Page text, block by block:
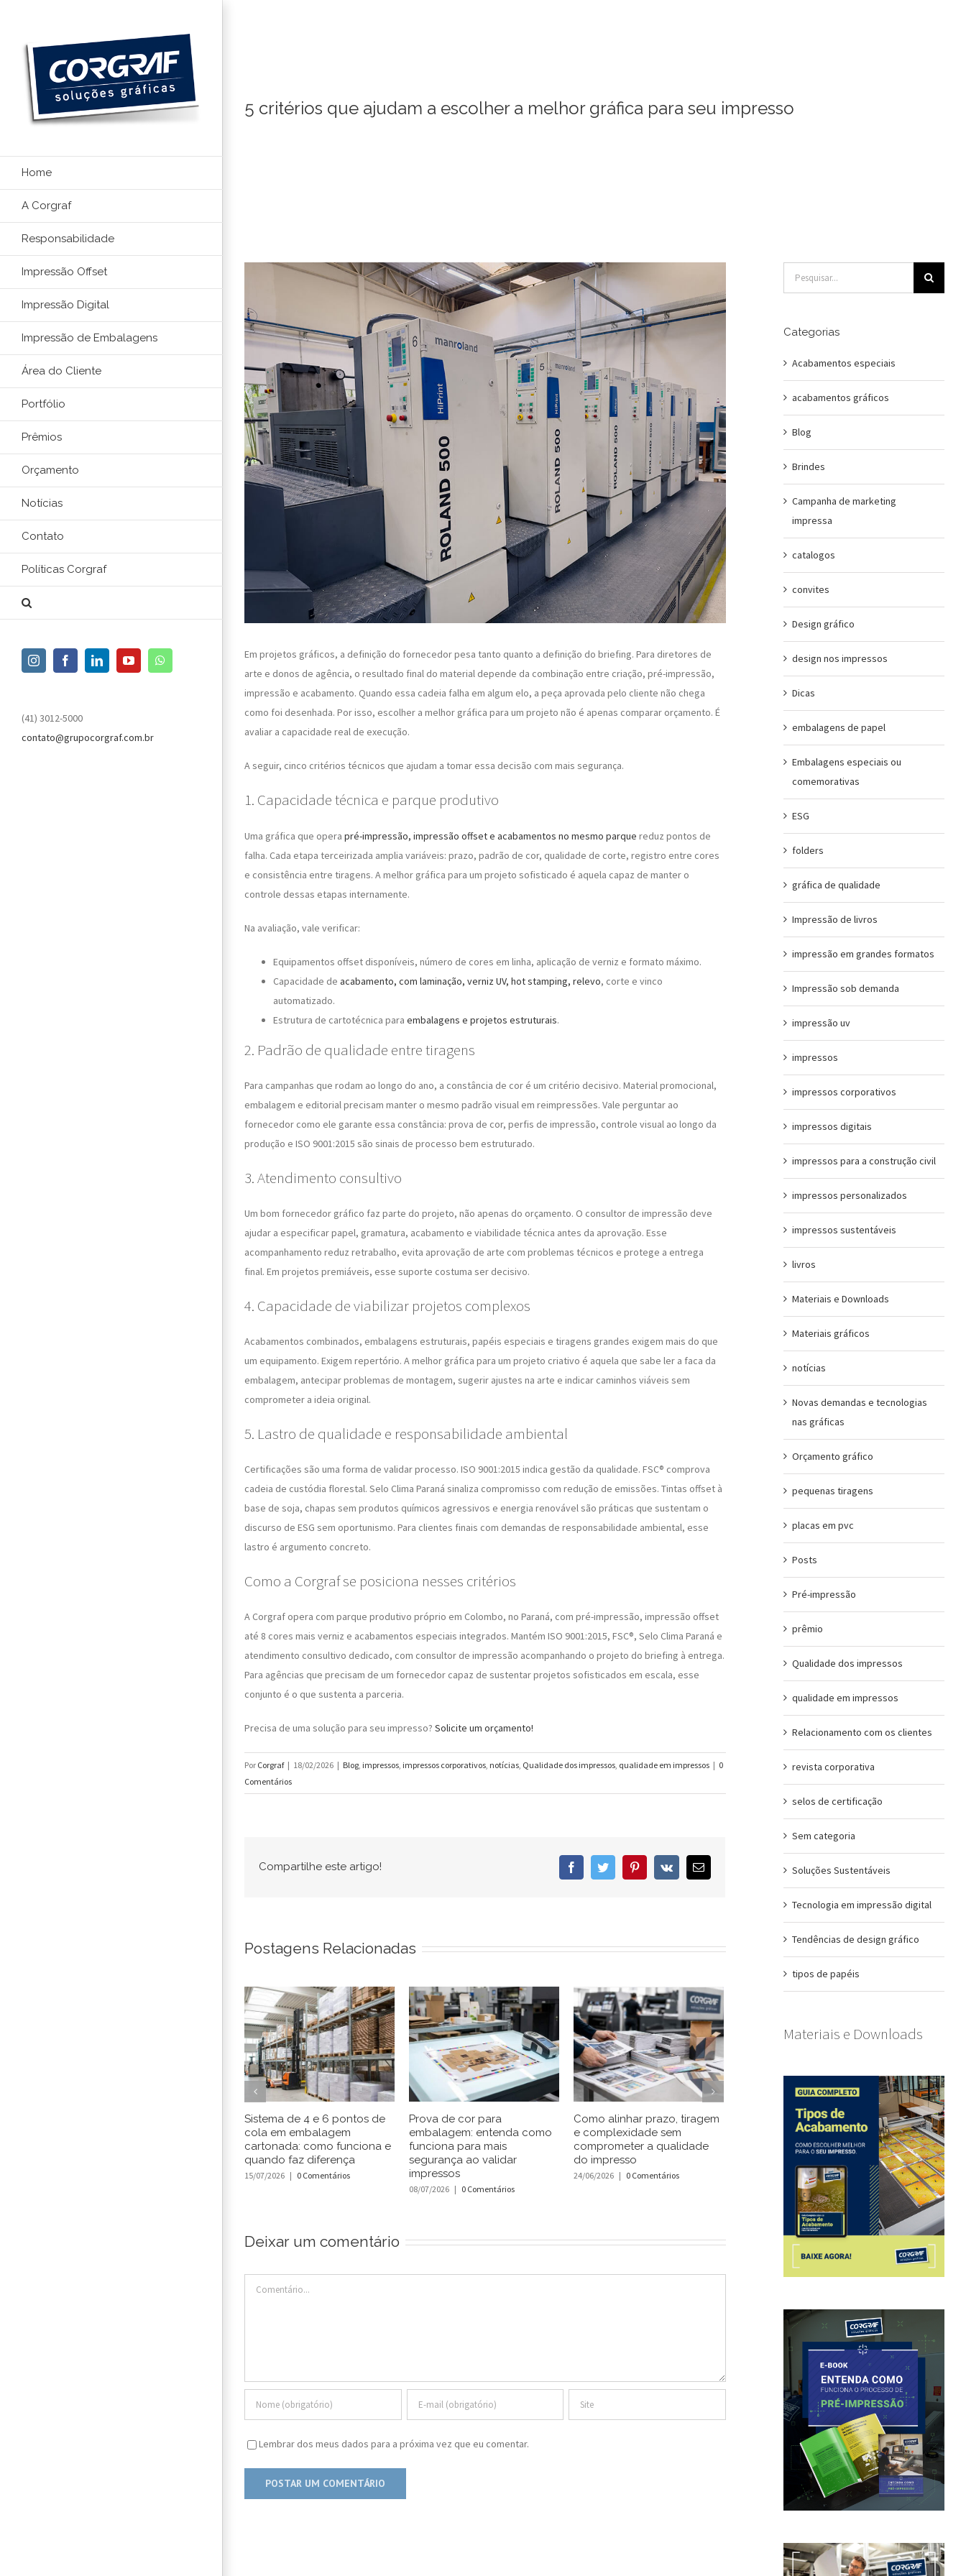
conteúdo
Home
A Corgraf
Responsabilidade
Impressão Offset
Impressão Digital
Impressão de Embalagens
Área do Cliente
Portfólio
Prêmios
Orçamento
Notícias
Contato
Políticas Corgraf
InstagramFacebookLinkedInYouTube
(41) 3012-5000
contato@grupocorgraf.com.br
5 critérios que ajudam a escolher a melhor gráfica para seu impresso
Em projetos gráficos, a definição do fornecedor pesa tanto quanto a definição do briefing. Para diretores de
arte e donos de agência, o resultado final do material depende da combinação entre criação, pré-impressão,
impressão e acabamento. Quando essa cadeia falha em algum elo, a peça aprovada pelo cliente não chega
como foi desenhada. Por isso, escolher a melhor gráfica para um projeto não é apenas comparar orçamento. É
avaliar a capacidade real de execução.
A seguir, cinco critérios técnicos que ajudam a tomar essa decisão com mais segurança.
1. Capacidade técnica e parque produtivo
Uma gráfica que opera pré-impressão, impressão offset e acabamentos no mesmo parque reduz pontos de
falha. Cada etapa terceirizada amplia variáveis: prazo, padrão de cor, qualidade de corte, registro entre cores
e consistência entre tiragens. A melhor gráfica para um projeto sofisticado é aquela capaz de manter o
controle dessas etapas internamente.
Na avaliação, vale verificar:
Equipamentos offset disponíveis, número de cores em linha, aplicação de verniz e formato máximo.
Capacidade de acabamento, com laminação, verniz UV, hot stamping, relevo, corte e vinco
automatizado.
Estrutura de cartotécnica para embalagens e projetos estruturais.
2. Padrão de qualidade entre tiragens
Para campanhas que rodam ao longo do ano, a constância de cor é um critério decisivo. Material promocional,
embalagem e editorial precisam manter o mesmo padrão visual em reimpressões. Vale perguntar ao
fornecedor como ele garante essa constância: prova de cor, perfis de impressão, controle visual ao longo da
produção e ISO 9001:2015 são sinais de processo bem estruturado.
3. Atendimento consultivo
Um bom fornecedor gráfico faz parte do projeto, não apenas do orçamento. O consultor de impressão deve
ajudar a especificar papel, gramatura, acabamento e viabilidade técnica antes da aprovação. Esse
acompanhamento reduz retrabalho, evita aprovação de arte com problemas técnicos e protege a entrega
final. Em projetos premiáveis, esse suporte costuma ser decisivo.
4. Capacidade de viabilizar projetos complexos
Acabamentos combinados, embalagens estruturais, papéis especiais e tiragens grandes exigem mais do que
um equipamento. Exigem repertório. A melhor gráfica para um projeto criativo é aquela que sabe ler a faca da
embalagem, antecipar problemas de montagem, sugerir ajustes na arte e indicar caminhos viáveis sem
comprometer a ideia original.
5. Lastro de qualidade e responsabilidade ambiental
Certificações são uma forma de validar processo. ISO 9001:2015 indica gestão da qualidade. FSC® comprova
cadeia de custódia florestal. Selo Clima Paraná sinaliza compromisso com redução de emissões. Tintas offset à
base de soja, chapas sem produtos químicos agressivos e energia renovável são práticas que sustentam o
discurso de ESG sem oportunismo. Para clientes finais com demandas de responsabilidade ambiental, esse
lastro é argumento concreto.
Como a Corgraf se posiciona nesses critérios
A Corgraf opera com parque produtivo próprio em Colombo, no Paraná, com pré-impressão, impressão offset
até 8 cores mais verniz e acabamentos especiais integrados. Mantém ISO 9001:2015, FSC®, Selo Clima Paraná e
atendimento consultivo dedicado, com consultor de impressão acompanhando o projeto do briefing à entrega.
Para agências que precisam de um fornecedor capaz de sustentar projetos sofisticados em escala, esse
conjunto é o que sustenta a parceria.
Precisa de uma solução para seu impresso? Solicite um orçamento!
Por Corgraf | 18/02/2026 | Blog, impressos, impressos corporativos, notícias, Qualidade dos impressos, qualidade em impressos | 0
Comentários
Compartilhe este artigo! FacebookTwitter PinterestVk
E-
mail
Postagens Relacionadas
Sistema de 4 e 6 pontos de
cola em embalagem
cartonada: como funciona e
quando faz diferença
15/07/2026 | 0 Comentários
Prova de cor para
embalagem: entenda como
funciona para mais
segurança ao validar
impressos
08/07/2026 | 0 Comentários
Como alinhar prazo, tiragem
e complexidade sem
comprometer a qualidade
do impresso
24/06/2026 | 0 Comentários
Entenda porque o
desenvolvimento
cartotécnico de embalagens
projeto de faca
0 Comentários
Retícula
impressão
você
impressos
10/06/2026
Deixar um comentário
Comentário
Lembrar dos meus dados para a próxima vez que eu comentar.
resultados
Categorias
Acabamentos especiais
acabamentos gráficos
Blog
Brindes
Campanha de marketing
impressa
catalogos
convites
Design gráfico
design nos impressos
Dicas
embalagens de papel
Embalagens especiais ou
comemorativas
ESG
folders
gráfica de qualidade
Impressão de livros
impressão em grandes formatos
Impressão sob demanda
impressão uv
impressos
impressos corporativos
impressos digitais
impressos para a construção civil
impressos personalizados
impressos sustentáveis
livros
Materiais e Downloads
Materiais gráficos
notícias
Novas demandas e tecnologias
nas gráficas
Orçamento gráfico
pequenas tiragens
placas em pvc
Posts
Pré-impressão
prêmio
Qualidade dos impressos
qualidade em impressos
Relacionamento com os clientes
revista corporativa
selos de certificação
Sem categoria
Soluções Sustentáveis
Tecnologia em impressão digital
Tendências de design gráfico
tipos de papéis
Materiais e Downloads